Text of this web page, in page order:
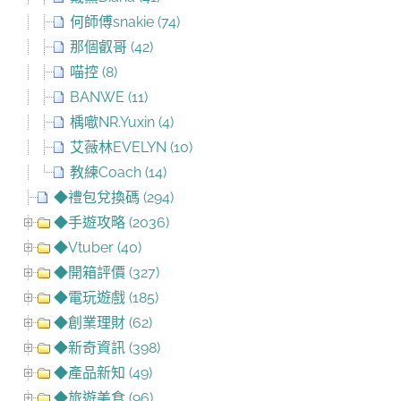
何師傅snakie (74)
那個叡哥 (42)
喵控 (8)
BANWE (11)
楀噷NR.Yuxin (4)
艾薇林EVELYN (10)
教練Coach (14)
◆禮包兌換碼 (294)
◆手遊攻略 (2036)
◆Vtuber (40)
◆開箱評價 (327)
◆電玩遊戲 (185)
◆創業理財 (62)
◆新奇資訊 (398)
◆產品新知 (49)
◆旅遊美食 (96)